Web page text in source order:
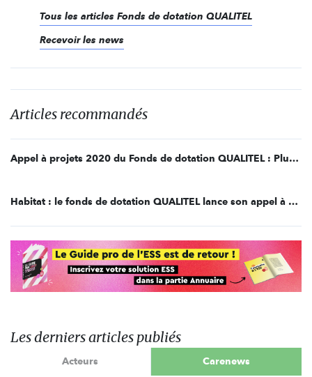
Tous les articles Fonds de dotation QUALITEL
Recevoir les news
Articles recommandés
Appel à projets 2020 du Fonds de dotation QUALITEL : Plus de 250 associations candidates !
Habitat : le fonds de dotation QUALITEL lance son appel à projets 2020
Les derniers articles publiés
Acteurs Carenews